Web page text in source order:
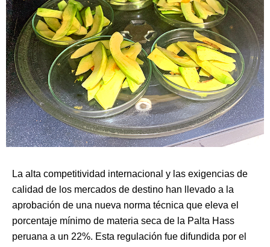
La alta competitividad internacional y las exigencias de
calidad de los mercados de destino han llevado a la
aprobación de una nueva norma técnica que eleva el
porcentaje mínimo de materia seca de la Palta Hass
peruana a un 22%. Esta regulación fue difundida por el